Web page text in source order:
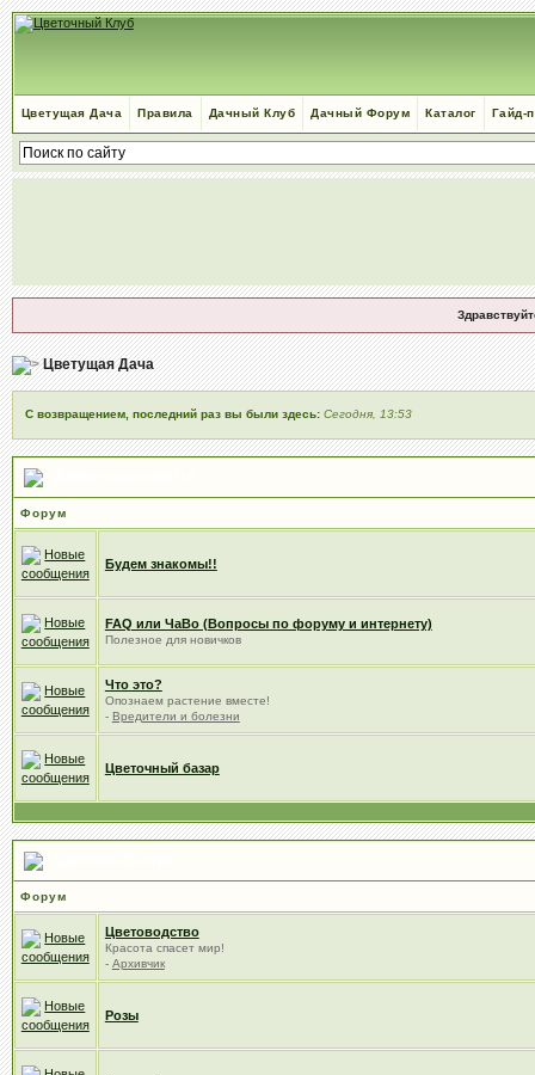
Цветущая Дача Правила Дачный Клуб Дачный Форум Каталог Гайд-
Цветущая Дача
С возвращением, последний раз вы были здесь: Сегодня, 13:53
Форум
Будем знакомы!!
FAQ или ЧаВо (Вопросы по форуму и интернету)
Полезное для новичков
Что это?
Опознаем растение вместе!
- Вредители и болезни
Цветочный базар
Форум
Цветоводство
Красота спасет мир!
- Архивчик
Розы